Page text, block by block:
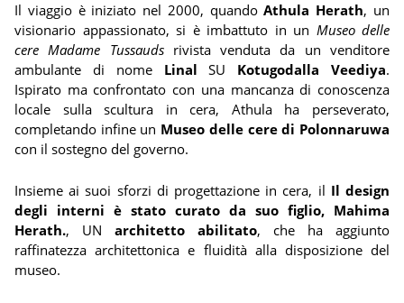
Il viaggio è iniziato nel 2000, quandoAthula Herath, un
visionario appassionato, si è imbattuto in un Museo delle
cere Madame Tussaudsrivista venduta da un venditore
ambulante di nome Linal SU Kotugodalla Veediya.
Ispirato ma confrontato con una mancanza di conoscenza
locale sulla scultura in cera, Athula ha perseverato,
completando infine un Museo delle cere di Polonnaruwa
con il sostegno del governo.
Insieme ai suoi sforzi di progettazione in cera, il Il design
degli interni è stato curato da suo figlio, Mahima
Herath., UN architetto abilitato, che ha aggiunto
raffinatezza architettonica e fluidità alla disposizione del
museo.